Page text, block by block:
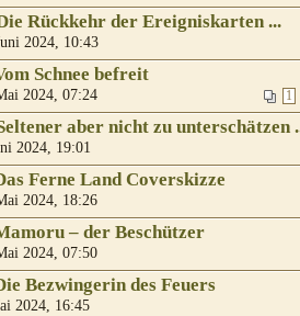
Rückkehr der Ereigniskarten ...
2024, 10:43
Schnee befreit
1
2024, 07:24
aber nicht zu unterschätzen
2024, 19:01
Ferne Land Coverskizze
2024, 18:26
– der Beschützer
2024, 07:50
Bezwingerin des Feuers
2024, 16:45